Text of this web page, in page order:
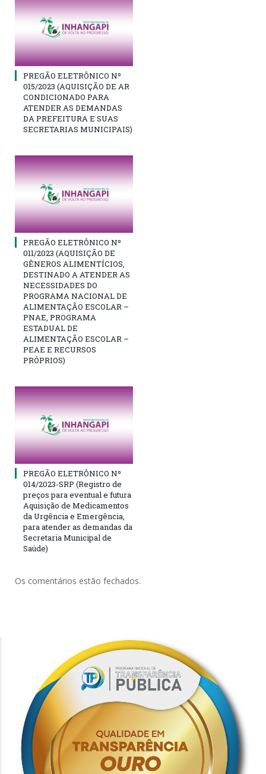
PREGÃO ELETRÔNICO Nº
015/2023 (AQUISIÇÃO DE AR
CONDICIONADO PARA
ATENDER AS DEMANDAS
DA PREFEITURA E SUAS
SECRETARIAS MUNICIPAIS)
PREGÃO ELETRÔNICO Nº
011/2023 (AQUISIÇÃO DE
GÊNEROS ALIMENTÍCIOS,
DESTINADO A ATENDER AS
NECESSIDADES DO
PROGRAMA NACIONAL DE
ALIMENTAÇÃO ESCOLAR –
PNAE, PROGRAMA
ESTADUAL DE
ALIMENTAÇÃO ESCOLAR –
PEAE E RECURSOS
PRÓPRIOS)
PREGÃO ELETRÔNICO Nº
014/2023-SRP (Registro de
preços para eventual e futura
Aquisição de Medicamentos
da Urgência e Emergência,
para atender as demandas da
Secretaria Municipal de
Saúde)
Os comentários estão fechados.